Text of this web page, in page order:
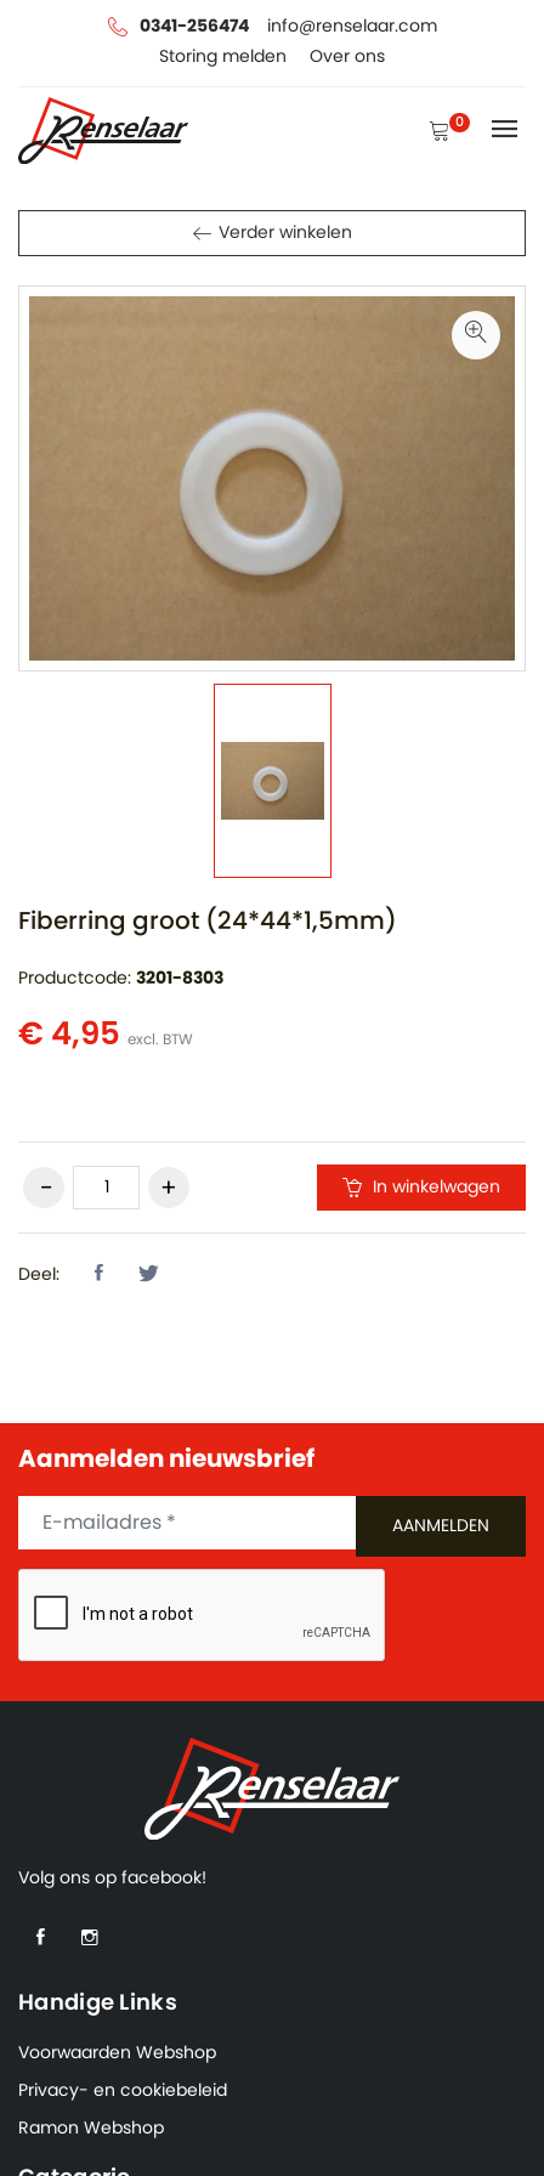
0341-256474
info@renselaar.com
Storing melden
Over ons
0
Verder winkelen
Fiberring groot (24*44*1,5mm)
Productcode: 3201-8303
€ 4,95 excl. BTW
In winkelwagen
Deel:
Aanmelden nieuwsbrief
Volg ons op facebook!
Handige Links
Voorwaarden Webshop
Privacy- en cookiebeleid
Ramon Webshop